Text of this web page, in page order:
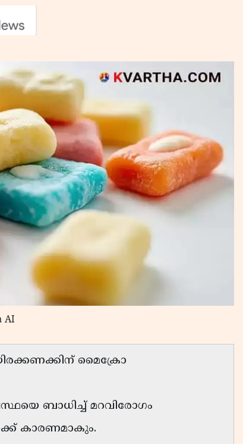
AI
മൈക്രോ
ബാധിച്ച് മറവിരോഗം
കാരണമാകും.